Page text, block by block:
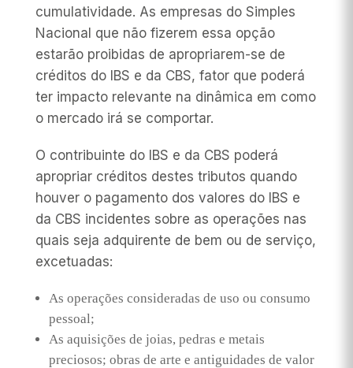
cumulatividade. As empresas do Simples
Nacional que não fizerem essa opção
estarão proibidas de apropriarem-se de
créditos do IBS e da CBS, fator que poderá
ter impacto relevante na dinâmica em como
o mercado irá se comportar.
O contribuinte do IBS e da CBS poderá
apropriar créditos destes tributos quando
houver o pagamento dos valores do IBS e
da CBS incidentes sobre as operações nas
quais seja adquirente de bem ou de serviço,
excetuadas:
As operações consideradas de uso ou consumo
pessoal;
As aquisições de joias, pedras e metais
preciosos; obras de arte e antiguidades de valor